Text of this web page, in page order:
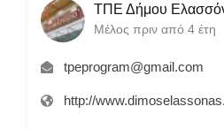
ΤΠΕ Δήμου
Μέλος πριν από 4 έτη
tpeprogram@gmail.com
http://